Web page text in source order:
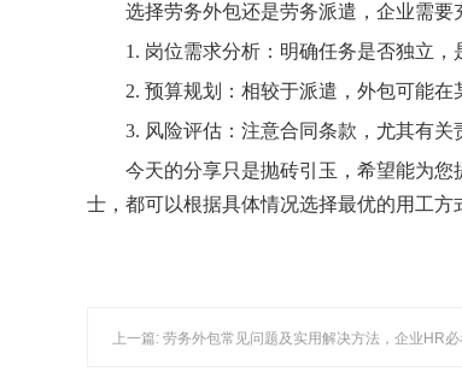
选择劳务外包还是劳务派遣，企业需要
1. 岗位需求分析：明确任务是否独立，
2. 预算规划：相较于派遣，外包可能在
3. 风险评估：注意合同条款，尤其有关
今天的分享只是抛砖引玉，希望能为
士，都可以根据具体情况选择最优的用工
上一篇: 劳务外包常见问题及实用解决方法，企业HR